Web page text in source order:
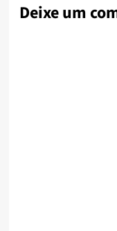
Deixe um